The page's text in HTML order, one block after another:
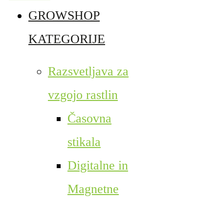
GROWSHOP
KATEGORIJE
Razsvetljava za
vzgojo rastlin
Časovna
stikala
Digitalne in
Magnetne